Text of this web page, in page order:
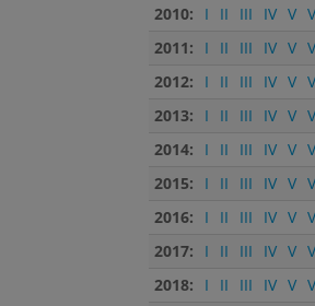
2010:
I II III IV V
2011:
I II III IV V
2012:
I II III IV V
2013:
I II III IV V
2014:
I II III IV V
2015:
I II III IV V
2016:
I II III IV V
2017:
I II III IV V
2018:
I II III IV V